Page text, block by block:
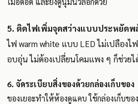
5. ติดไฟเพิ่มจุดสว่างแบบประหยัดพ
ไฟ warm white แบบ LED ไม่เปลืองไ
อบอุ่น ไม่ต้องเปลี่ยนโคมแพง ๆ ก็ช่วยไ
6. จัดระเบียบสิ่งของด้วยกล่องเก็บของ
ของเยอะทำให้ห้องดูแคบ ใช้กล่องเก็บข